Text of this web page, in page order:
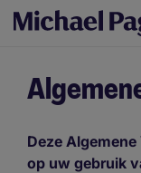
Deze
op uw gebruik